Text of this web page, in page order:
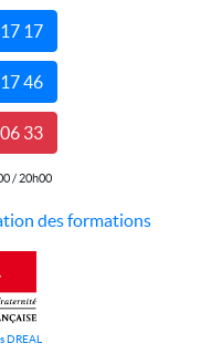
17
46
33
/ 20h00
des formations
DREAL